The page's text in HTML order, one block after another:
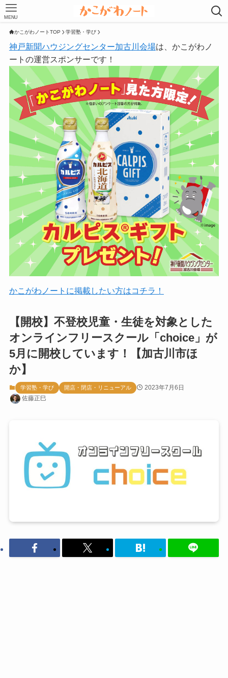
MENU
かこがわノートTOP 学習塾・学び
神戸新聞ハウジングセンター加古川会場は、かこがわノ
ートの運営スポンサーです！
かこがわノートに掲載したい方はコチラ！
【開校】不登校児童・生徒を対象とした
オンラインフリースクール「choice」が
5月に開校しています！【加古川市ほ
か】
学習塾・学び 開店・閉店・リニューアル
2023年7月6日
佐藤正巳